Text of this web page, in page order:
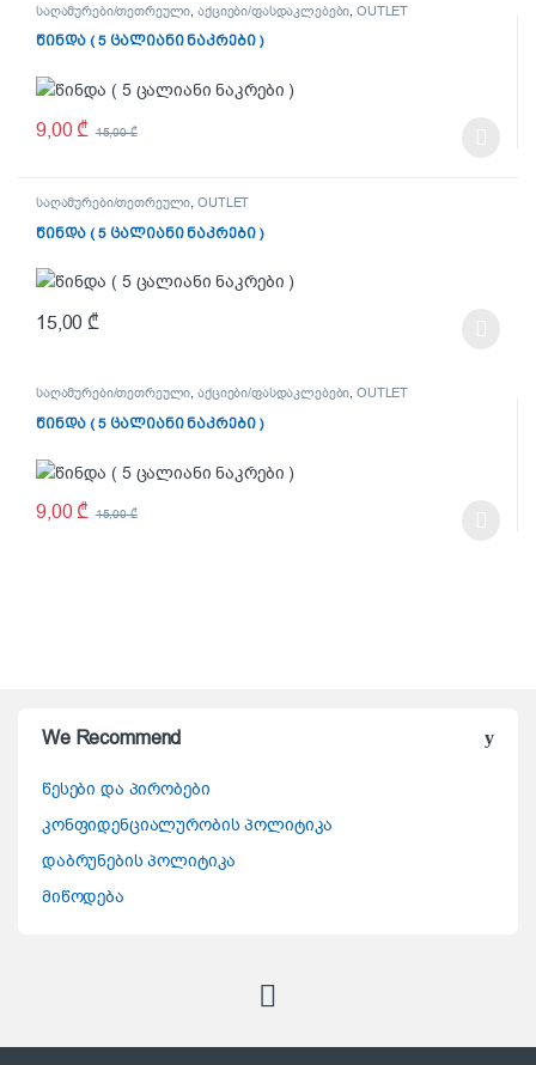
საღამურები/თეთრეული,აქციები/ფასდაკლებები, OUTLET
წინდა ( 5 ცალიანი ნაკრები )
9,00₾ 15,00₾
საღამურები/თეთრეული,OUTLET
წინდა ( 5 ცალიანი ნაკრები )
15,00₾
საღამურები/თეთრეული,აქციები/ფასდაკლებები, OUTLET
წინდა ( 5 ცალიანი ნაკრები )
9,00₾ 15,00₾
We Recommend
წესები და პირობები
კონფიდენციალურობის პოლიტიკა
დაბრუნების პოლიტიკა
მიწოდება